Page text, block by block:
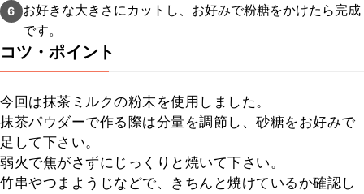
6
お好きな大きさにカットし、お好みで粉糖をかけたら完成
です。
コツ・ポイント
今回は抹茶ミルクの粉末を使用しました。
抹茶パウダーで作る際は分量を調節し、砂糖をお好みで
足して下さい。
弱火で焦がさずにじっくりと焼いて下さい。
竹串やつまようじなどで、きちんと焼けているか確認し